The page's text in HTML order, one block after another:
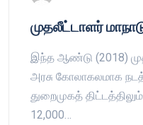
முதலீட்டாளர்
இந்த ஆண்டு (2018)
அரசு கோலாகலமாக
துறைமுகத்
12,000…